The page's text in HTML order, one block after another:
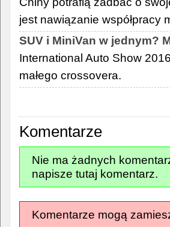
jest nawiązanie współpracy
SUV i MiniVan w jednym?
International Auto Show
małego crossovera.
Komentarze
Nie ma żadnych
napisze tutaj komentarz.
Komentarze mogą